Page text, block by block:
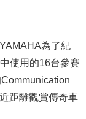
為了紀
使用的16台參賽
距離觀賞傳奇車